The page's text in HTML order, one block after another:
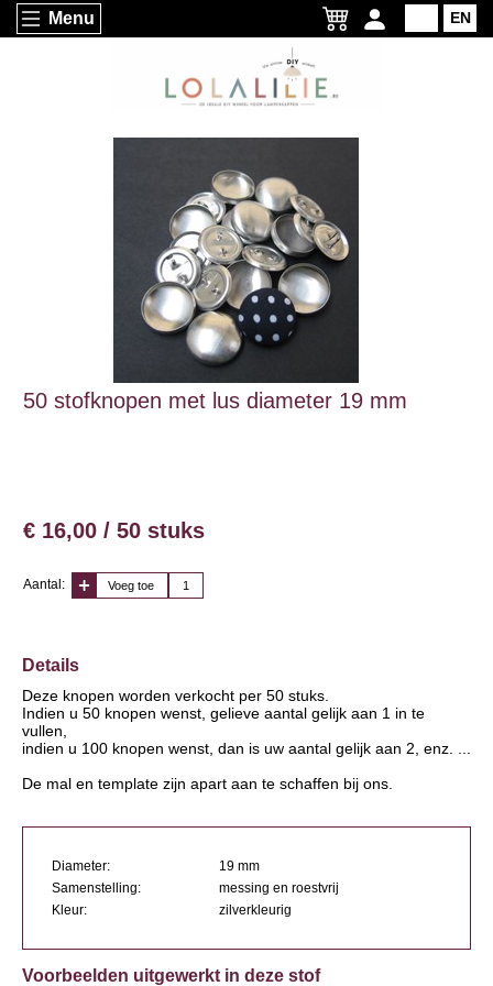
Menu EN
50 stofknopen met lus diameter 19 mm
€ 16,00 / 50 stuks
Aantal: Voeg toe
Details
Deze knopen worden verkocht per 50 stuks.
Indien u 50 knopen wenst, gelieve aantal gelijk aan 1 in te
vullen,
indien u 100 knopen wenst, dan is uw aantal gelijk aan 2, enz. ...
De mal en template zijn apart aan te schaffen bij ons.
Diameter:
19 mm
Samenstelling:
messing en roestvrij
Kleur:
zilverkleurig
Voorbeelden uitgewerkt in deze stof